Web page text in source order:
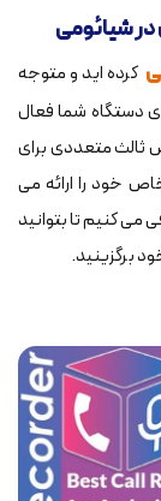
کرده اید و متوجه
دستگاه شما فعال
ثالث متعددی برای
خود را ارائه می
می کنیم تا بتوانید
برگزینید.